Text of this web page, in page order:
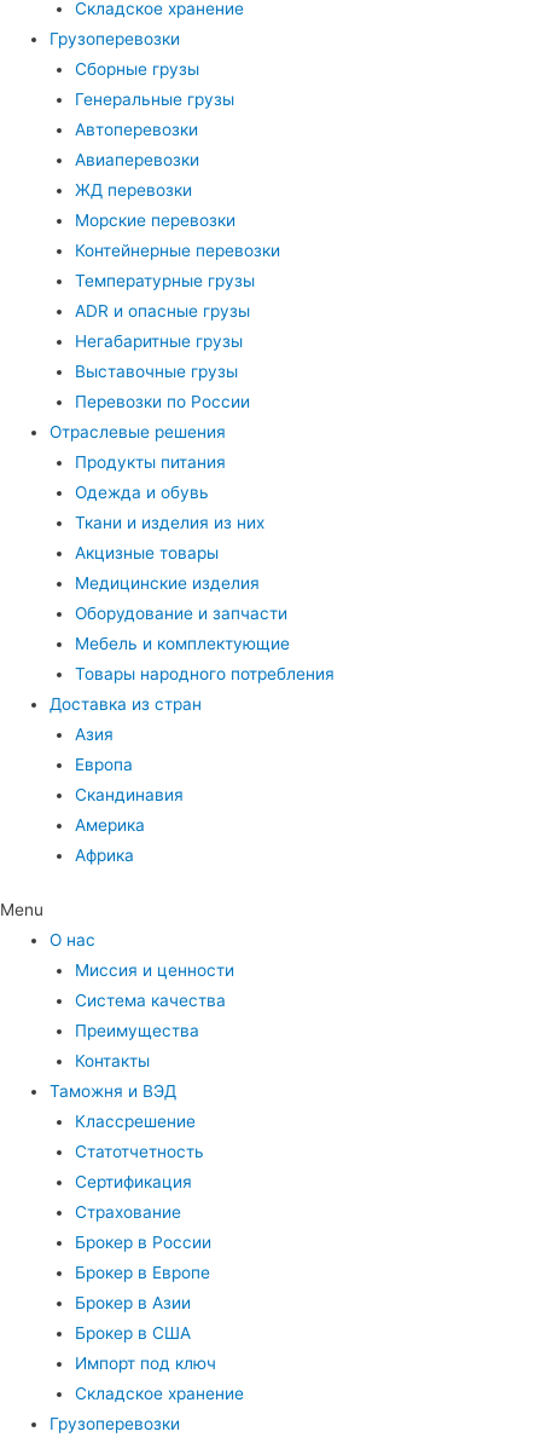
Складское хранение
Грузоперевозки
Сборные грузы
Генеральные грузы
Автоперевозки
Авиаперевозки
ЖД перевозки
Морские перевозки
Контейнерные перевозки
Температурные грузы
ADR и опасные грузы
Негабаритные грузы
Выставочные грузы
Перевозки по России
Отраслевые решения
Продукты питания
Одежда и обувь
Ткани и изделия из них
Акцизные товары
Медицинские изделия
Оборудование и запчасти
Мебель и комплектующие
Товары народного потребления
Доставка из стран
Азия
Европа
Скандинавия
Америка
Африка
Menu
О нас
Миссия и ценности
Система качества
Преимущества
Контакты
Таможня и ВЭД
Классрешение
Статотчетность
Сертификация
Страхование
Брокер в России
Брокер в Европе
Брокер в Азии
Брокер в США
Импорт под ключ
Складское хранение
Грузоперевозки